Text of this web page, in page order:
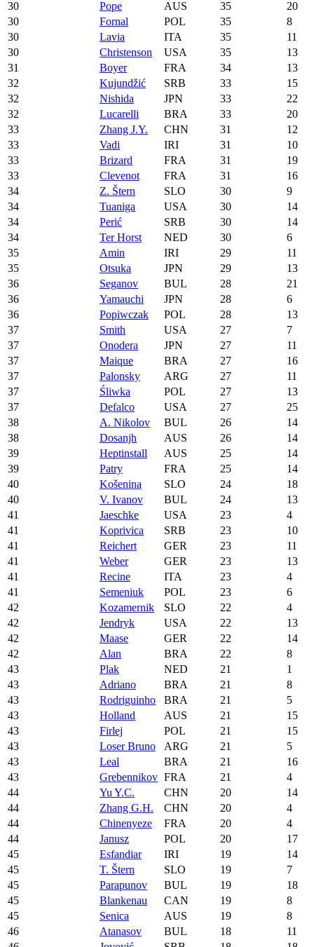
30 Pope AUS 35
20
30
Fornal POL 35
8
30
Lavia ITA 35
11
30
Christenson USA 35
13
31
Boyer FRA 34
13
32
Kujundžić SRB 33
15
32
Nishida JPN 33
22
32
Lucarelli BRA 33
20
33
Zhang J.Y. CHN 31
12
33
Vadi IRI 31
10
33
Brizard FRA 31
19
33
Clevenot FRA 31
16
34
Z. Štern SLO 30
9
34
Tuaniga USA 30
14
34
Perić SRB 30
14
34
Ter Horst NED 30
6
35
Amin IRI 29
11
35
Otsuka JPN 29
13
36
Seganov BUL 28
21
36
Yamauchi JPN 28
6
36
Popiwczak POL 28
13
37
Smith USA 27
7
37
Onodera JPN 27
11
37
Maique BRA 27
16
37
Palonsky ARG 27
11
37
Śliwka POL 27
13
37
Defalco USA 27
25
38
A. Nikolov BUL 26
14
38
Dosanjh AUS 26
14
39
Heptinstall AUS 25
14
39
Patry FRA 25
14
40
Košenina SLO 24
18
40
V. Ivanov BUL 24
13
41
Jaeschke USA 23
4
41
Koprivica SRB 23
10
41
Reichert GER 23
11
41
Weber GER 23
13
41
Recine ITA 23
4
41
Semeniuk POL 23
6
42
Kozamernik SLO 22
4
42
Jendryk USA 22
13
42
Maase GER 22
14
42
Alan BRA 22
8
43
Plak NED 21
1
43
Adriano BRA 21
8
43
Rodriguinho BRA 21
5
43
Holland AUS 21
15
43
Firlej POL 21
15
43
Loser Bruno ARG 21
5
43
Leal BRA 21
16
43
Grebennikov FRA 21
4
44
Yu Y.C. CHN 20
14
44
Zhang G.H. CHN 20
4
44
Chinenyeze FRA 20
4
44
Janusz POL 20
17
45
Esfandiar IRI 19
14
45
T. Štern SLO 19
7
45
Parapunov BUL 19
18
45
Blankenau CAN 19
8
45
Senica AUS 19
8
46
Atanasov BUL 18
11